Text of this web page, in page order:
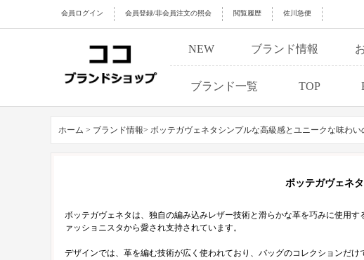
会員ログイン 会員登録/非会員注文の照会 閲覧履歴 佐川急便
NEW ブランド情報
ブランド一覧 TOP
ホーム > ブランド情報> ボッテガヴェネタシンプルな高級感とユニークな味わ
ボッテガヴェネ
ボッテガヴェネタは、独自の編み込みレザー技術と滑らかな革を巧みに使用
ァッショニスタから愛され支持されています。
デザインでは、革を編む技術が広く使われており、バッグのコレクションだ